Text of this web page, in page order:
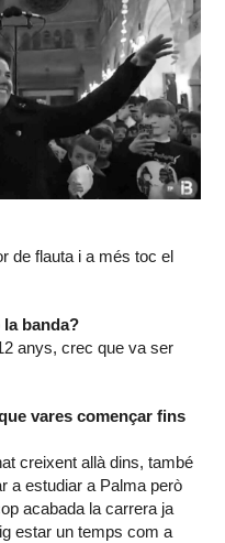
de flauta i a més toc el
banda?
anys, crec que va ser
vares començar fins
creixent allà dins, també
a estudiar a Palma però
acabada la carrera ja
estar un temps com a